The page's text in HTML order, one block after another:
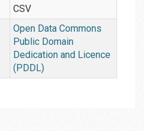
CSV
Open Data Commons
Public Domain
Dedication and Licence
(PDDL)